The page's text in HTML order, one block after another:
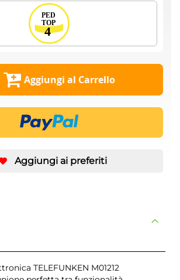
Aggiungi al Carrello
Aggiungi ai preferiti
TELEFUNKEN M01212